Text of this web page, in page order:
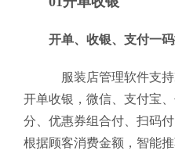
开单、收银、支付一
服装店管理软件支持
开单收银，微信、支付宝
分、优惠券组合付、扫码
根据顾客消费金额，智能